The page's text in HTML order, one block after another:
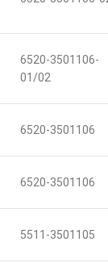
6520-3501106-
01/02
6520-3501106
6520-3501106
5511-3501105